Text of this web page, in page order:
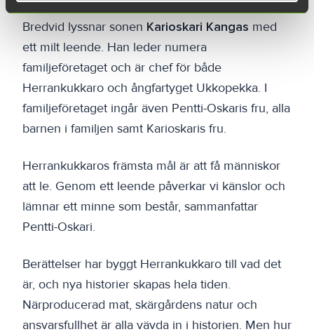
Bredvid lyssnar sonen Karioskari Kangas med
ett milt leende. Han leder numera
familjeföretaget och är chef för både
Herrankukkaro och ångfartyget Ukkopekka. I
familjeföretaget ingår även Pentti-Oskaris fru, alla
barnen i familjen samt Karioskaris fru.
Herrankukkaros främsta mål är att få människor
att le. Genom ett leende påverkar vi känslor och
lämnar ett minne som består, sammanfattar
Pentti-Oskari.
Berättelser har byggt Herrankukkaro till vad det
är, och nya historier skapas hela tiden.
Närproducerad mat, skärgårdens natur och
ansvarsfullhet är alla vävda in i historien. Men hur